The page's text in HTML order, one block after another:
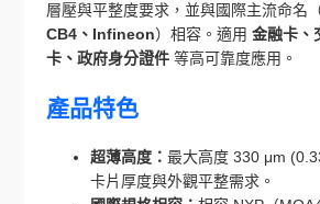
層壓與平整度要求，並與國際主流命名
CB4、Infineon）相容。適用金融卡、
卡、政府身分證件 等高可靠度應用。
產品特色
超薄高度：最大高度 330 μm
卡片厚度與外觀平整需求。